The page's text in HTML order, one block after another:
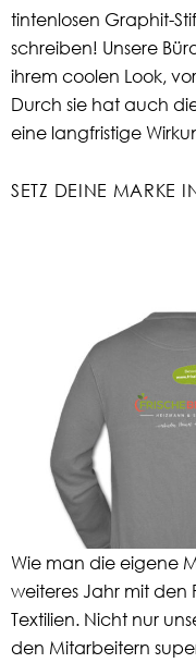
tintenlosen Graphit-
schreiben! Unsere
ihrem coolen Look,
Durch sie hat auch
eine langfristige
SETZ DEINE MARKE
Wie man die eigene
weiteres Jahr mit den
Textilien. Nicht nur
den Mitarbeitern